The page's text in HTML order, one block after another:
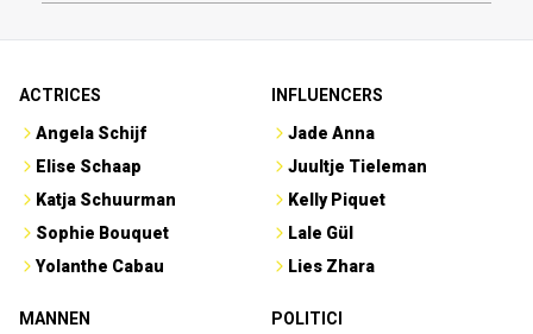
ACTRICES
Angela Schijf
Elise Schaap
Katja Schuurman
Sophie Bouquet
Yolanthe Cabau
INFLUENCERS
Jade Anna
Juultje Tieleman
Kelly Piquet
Lale Gül
Lies Zhara
MANNEN
POLITICI